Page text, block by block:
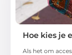
Hoe kies je
Als het om